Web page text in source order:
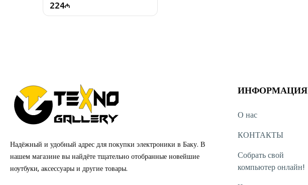
224
Надёжный и удобный адрес для покупки электроники в Баку. В
нашем магазине вы найдёте тщательно отобранные новейшие
ноутбуки, аксессуары и другие товары.
ИНФОРМАЦИЯ
О нас
КОНТАКТЫ
Собрать свой
компьютер онлайн!